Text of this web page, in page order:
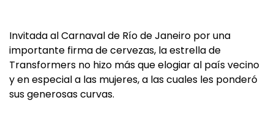
Invitada al Carnaval de Río de Janeiro por una
importante firma de cervezas, la estrella de
Transformers no hizo más que elogiar al país vecino
y en especial a las mujeres, a las cuales les ponderó
sus generosas curvas.